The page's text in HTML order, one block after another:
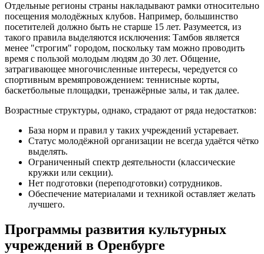
Отдельные регионы страны накладывают рамки относительно
посещения молодёжных клубов. Например, большинство
посетителей должно быть не старше 15 лет. Разумеется, из
такого правила выделяются исключения: Тамбов является
менее "строгим" городом, поскольку там можно проводить
время с пользой молодым людям до 30 лет. Общение,
затрагивающее многочисленные интересы, чередуется со
спортивным времяпровождением: теннисные корты,
баскетбольные площадки, тренажёрные залы, и так далее.
Возрастные структуры, однако, страдают от ряда недостатков:
База норм и правил у таких учреждений устаревает.
Статус молодёжной организации не всегда удаётся чётко
выделять.
Ограниченный спектр деятельности (классические
кружки или секции).
Нет подготовки (переподготовки) сотрудников.
Обеспечение материалами и техникой оставляет желать
лучшего.
Программы развития культурных
учреждений в Оренбурге